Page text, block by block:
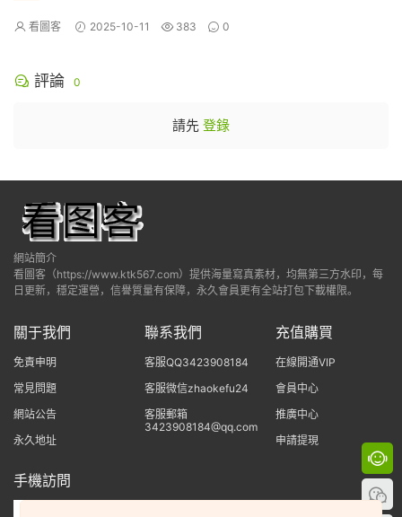
看圖客 2025-10-11 383 0
評論 0
請先 登錄
網站簡介
看圖客（https://www.ktk567.com）提供海量寫真素材，均無第三方水印，每
日更新，穩定運營，信譽質量有保障，永久會員更有全站打包下載權限。
關于我們
免責申明
常見問題
網站公告
永久地址
聯系我們
客服QQ3423908184
客服微信zhaokefu24
客服郵箱
3423908184@qq.com
充值購買
在線開通VIP
會員中心
推廣中心
申請提現
手機訪問